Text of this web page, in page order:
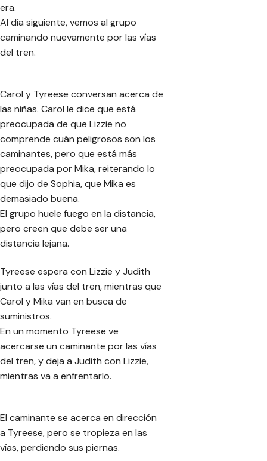
era.
Al día siguiente, vemos al grupo
caminando nuevamente por las vías
del tren.
Carol y Tyreese conversan acerca de
las niñas. Carol le dice que está
preocupada de que Lizzie no
comprende cuán peligrosos son los
caminantes, pero que está más
preocupada por Mika, reiterando lo
que dijo de Sophia, que Mika es
demasiado buena.
El grupo huele fuego en la distancia,
pero creen que debe ser una
distancia lejana.
Tyreese espera con Lizzie y Judith
junto a las vías del tren, mientras que
Carol y Mika van en busca de
suministros.
En un momento Tyreese ve
acercarse un caminante por las vías
del tren, y deja a Judith con Lizzie,
mientras va a enfrentarlo.
El caminante se acerca en dirección
a Tyreese, pero se tropieza en las
vías, perdiendo sus piernas.